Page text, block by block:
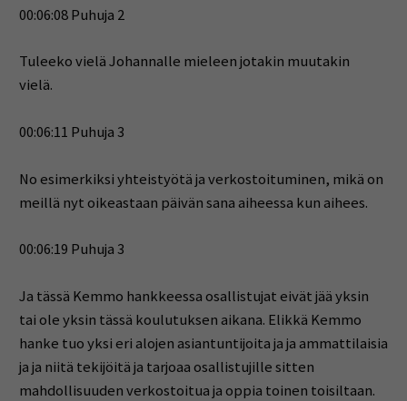
00:06:08 Puhuja 2
Tuleeko vielä Johannalle mieleen jotakin muutakin
vielä.
00:06:11 Puhuja 3
No esimerkiksi yhteistyötä ja verkostoituminen, mikä on
meillä nyt oikeastaan päivän sana aiheessa kun aihees.
00:06:19 Puhuja 3
Ja tässä Kemmo hankkeessa osallistujat eivät jää yksin
tai ole yksin tässä koulutuksen aikana. Elikkä Kemmo
hanke tuo yksi eri alojen asiantuntijoita ja ja ammattilaisia
ja ja niitä tekijöitä ja tarjoaa osallistujille sitten
mahdollisuuden verkostoitua ja oppia toinen toisiltaan.